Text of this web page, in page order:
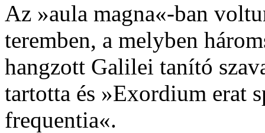
Az »aula magna«-ban
teremben, a melyben
hangzott Galilei tanító
tartotta és »Exordium erat
frequentia«.